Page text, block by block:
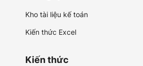
Kho tài liệu kế toán
Kiến thức Excel
Kiến thức